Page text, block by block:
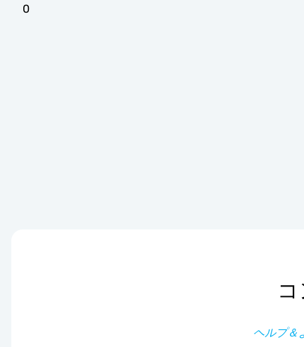
0
ヘルプ＆